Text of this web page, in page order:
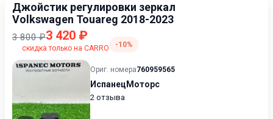
Джойстик регулировки зеркал
Volkswagen Touareg 2018-2023
3 800 ₽3 420 ₽
скидка только на CARRO -10%
Ориг. номера760959565
ИспанецМоторс
2 отзыва